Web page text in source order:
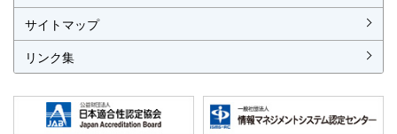
サイトマップ
リンク集